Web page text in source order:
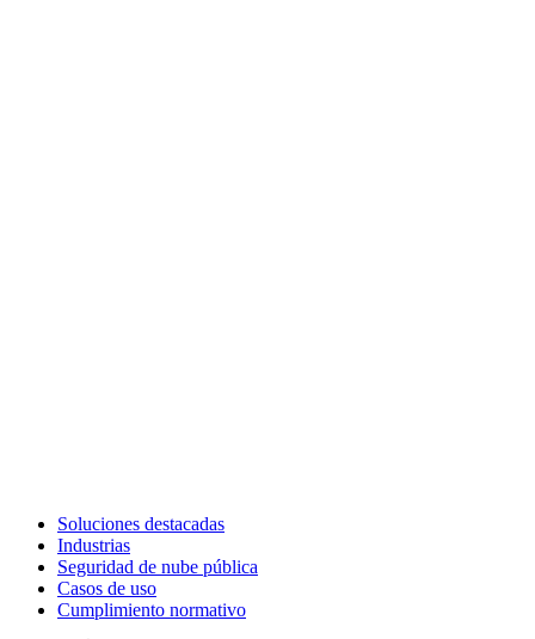
Soluciones destacadas
Industrias
Seguridad de nube pública
Casos de uso
Cumplimiento normativo